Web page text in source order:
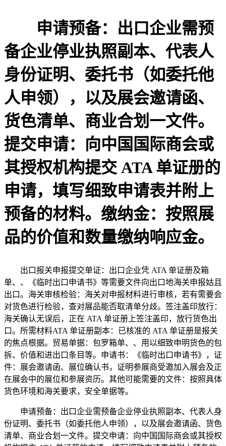
申请预备：出口企业需预
备企业停业执照副本、代表人
身份证明、委托书（如委托他
人申领），以及展会邀请函、
货色清单、商业合划一文件。
提交申请：向中国国际商会或
其授权机构提交 ATA 单证册的
申请，填写细致申请表并附上
预备的材料。缴纳金：按照展
品的价值和数量缴纳响应金。
出口报关申报提交单证：出口企业凭 ATA 单证册及箱
单、、《临时出口申请书》等需要文件向出口地海关申报姑且
出口。海关审核检验：海关对申报材料进行审核，若有需要会
对货色进行检验，查对展品能否取清单分歧。签注盖印放行：
海关确认无误后，正在 ATA 单证册上签注盖印，放行货色出
口。所需材料ATA 单证册副本：已核准的 ATA 单证册是报关
的焦点根据。贸易单据：包罗箱单、、用以细致申明货色的包
拆、价值和进出口条目等。申请书：《临时出口申请书》，证
件：展会邀请函、展位确认书，证明参展商受邀加入展会及正
在展会中的展位和参展资历。其他可能需要的文件：按照具体
货色环境和海关要求，安全单据等。
申请预备：出口企业需预备企业停业执照副本、代表人身
份证明、委托书（如委托他人申领），以及展会邀请函、货色
清单、商业合划一文件。提交申请：向中国国际商会或其授权